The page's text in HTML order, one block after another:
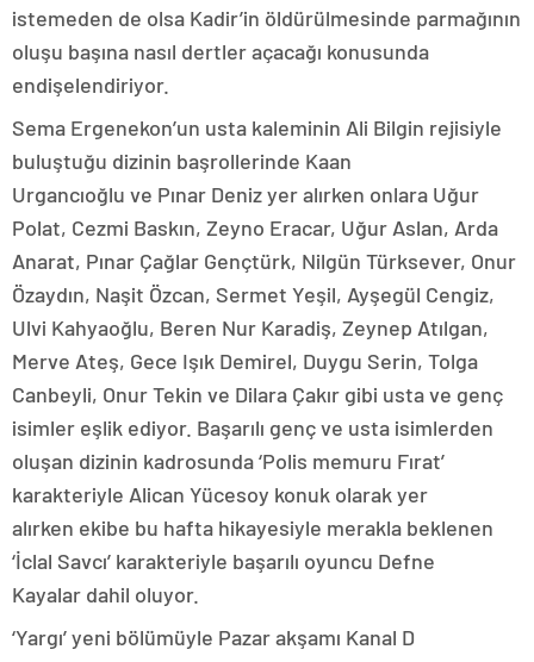
istemeden de olsa Kadir’in öldürülmesinde parmağının
oluşu başına nasıl dertler açacağı konusunda
endişelendiriyor.
Sema Ergenekon’un usta kaleminin Ali Bilgin rejisiyle
buluştuğu dizinin başrollerinde Kaan
Urgancıoğlu ve Pınar Deniz yer alırken onlara Uğur
Polat, Cezmi Baskın, Zeyno Eracar, Uğur Aslan, Arda
Anarat, Pınar Çağlar Gençtürk, Nilgün Türksever, Onur
Özaydın, Naşit Özcan, Sermet Yeşil, Ayşegül Cengiz,
Ulvi Kahyaoğlu, Beren Nur Karadiş, Zeynep Atılgan,
Merve Ateş, Gece Işık Demirel, Duygu Serin, Tolga
Canbeyli, Onur Tekin ve Dilara Çakır gibi usta ve genç
isimler eşlik ediyor. Başarılı genç ve usta isimlerden
oluşan dizinin kadrosunda ‘Polis memuru Fırat’
karakteriyle Alican Yücesoy konuk olarak yer
alırken ekibe bu hafta hikayesiyle merakla beklenen
‘İclal Savcı’ karakteriyle başarılı oyuncu Defne
Kayalar dahil oluyor.
‘Yargı’ yeni bölümüyle Pazar akşamı Kanal D